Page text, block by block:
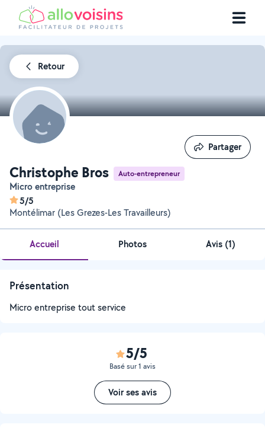
Retour
Christophe Bros Auto-entrepreneur
Micro entreprise
5/5
Montélimar (Les Grezes-Les Travailleurs)
Partager
Partager
Accueil Photos Avis (1)
Présentation
Micro entreprise tout service
5/5
Basé sur 1 avis
Voir ses avis